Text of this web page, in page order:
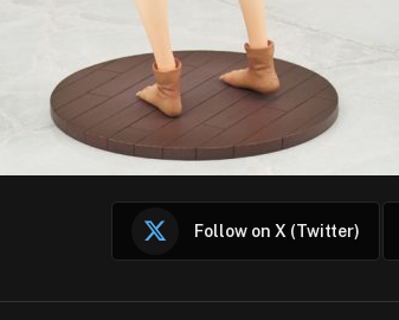
Follow on X (Twitter)